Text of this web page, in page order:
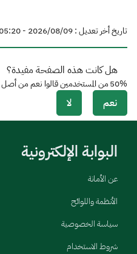
تاريخ أخر تعديل : 09‏/08‏/2026 - 05:20 م بتوقيت السعودية
هل كانت هذه الصفحة مفيدة؟
نعم لا
50%من المستخدمين قالوا نعم من أصل
البوابة الإلكترونية
عن الأمانة
الأنظمة واللوائح
سياسة الخصوصية
شروط الاستخدام